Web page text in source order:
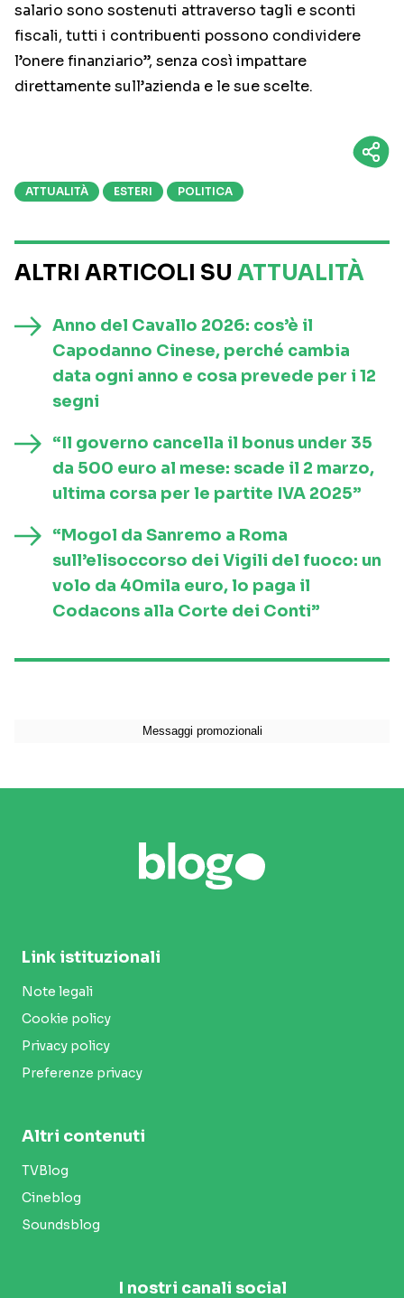
salario sono sostenuti attraverso tagli e sconti
fiscali, tutti i contribuenti possono condividere
l’onere finanziario”, senza così impattare
direttamente sull’azienda e le sue scelte.
ATTUALITÀ ESTERI POLITICA
ALTRI ARTICOLI SU ATTUALITÀ
Anno del Cavallo 2026: cos’è il
Capodanno Cinese, perché cambia
data ogni anno e cosa prevede per i 12
segni
“Il governo cancella il bonus under 35
da 500 euro al mese: scade il 2 marzo,
ultima corsa per le partite IVA 2025”
“Mogol da Sanremo a Roma
sull’elisoccorso dei Vigili del fuoco: un
volo da 40mila euro, lo paga il
Codacons alla Corte dei Conti”
Link istituzionali
Note legali
Cookie policy
Privacy policy
Preferenze privacy
Altri contenuti
TVBlog
Cineblog
Soundsblog
I nostri canali social